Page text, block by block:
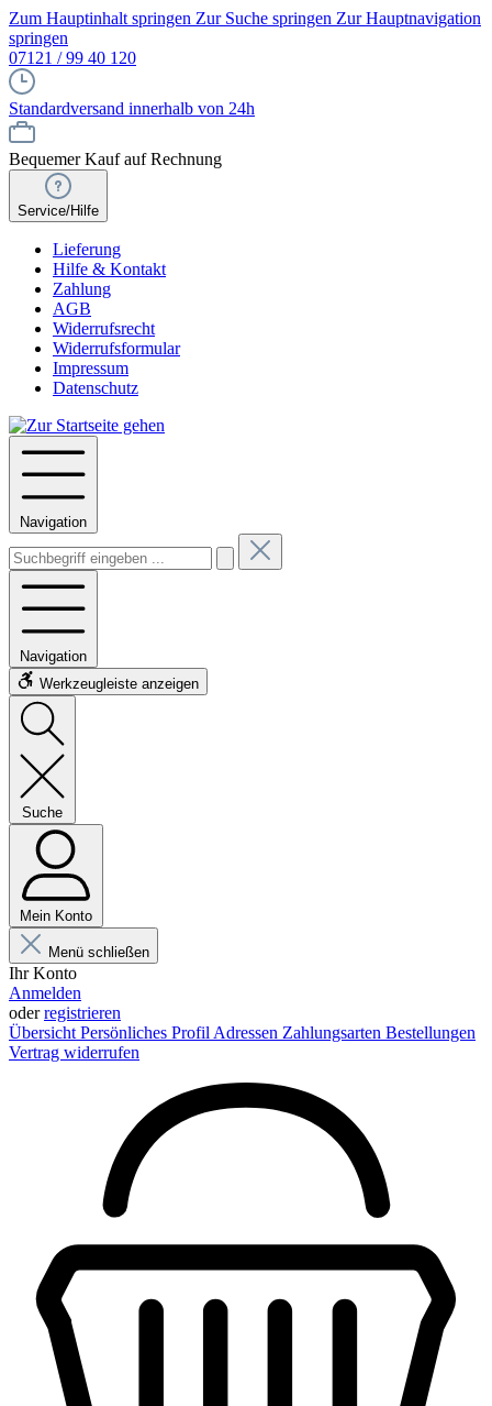
Zum Hauptinhalt springen Zur Suche springen Zur Hauptnavigation
springen
07121 / 99 40 120
Standardversand innerhalb von 24h
Bequemer Kauf auf Rechnung
Service/Hilfe
Lieferung
Hilfe & Kontakt
Zahlung
AGB
Widerrufsrecht
Widerrufsformular
Impressum
Datenschutz
Navigation
Navigation
Werkzeugleiste anzeigen
Suche
Mein Konto
Menü schließen
Ihr Konto
Anmelden
oderregistrieren
Übersicht Persönliches Profil Adressen Zahlungsarten Bestellungen
Vertrag widerrufen